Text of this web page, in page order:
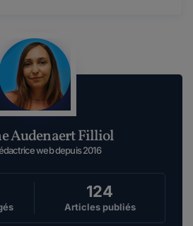
Audenaert Filliol
web depuis 2016
124
Articles publiés